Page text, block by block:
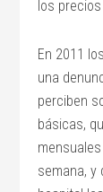
los
En 2011
una
perciben
básicas,
semana, y